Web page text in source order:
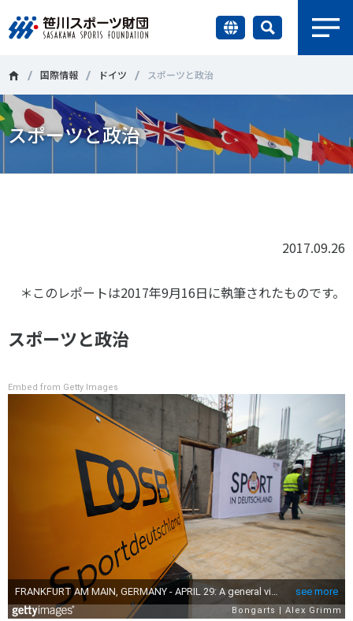
財団情報
研究員紹介
知る学ぶ
メールマガジン
「SSFニュース」
会員登録
アクセス
＃誰が子どものスポーツをささえるのか ＃部活動
＃アクティブなまちづくり ＃日本人の身体活動と健康寿命
スポーツ白書
子どものスポーツ
障害者スポーツ
スポーツによるまちづくり
スポーツ・ガバナンス
スポーツボランティア
スポーツ政策・予算
健康とスポーツ
国際情報 ドイツ スポーツと政治
スポーツと政治
2017.09.26
＊このレポートは2017年9月16日に執筆されたものです。
スポーツと政治
Embed from Getty Images